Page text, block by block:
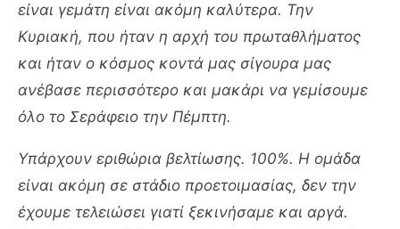
είναι γεμάτη είναι ακόμη καλύτερα. Την
Κυριακή, που ήταν η αρχή του πρωταθλήματος
και ήταν ο κόσμος κοντά μας σίγουρα μας
ανέβασε περισσότερο και μακάρι να γεμίσουμε
όλο το Σεράφειο την Πέμπτη.
Υπάρχουν εριθώρια βελτίωσης. 100%. Η ομάδα
είναι ακόμη σε στάδιο προετοιμασίας, δεν την
έχουμε τελειώσει γιατί ξεκινήσαμε και αργά.